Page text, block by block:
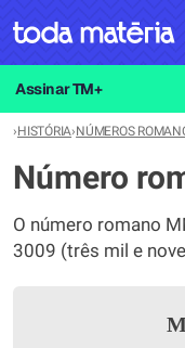
Assinar TM+
›HISTÓRIA›NÚMEROS
Número
O número romano
3009 (três mil e